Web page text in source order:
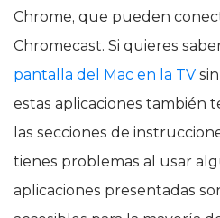
Chrome, que pueden
Chromecast. Si quieres
pantalla del Mac en la TV
estas aplicaciones también
las secciones de
tienes problemas al usar
aplicaciones presentadas